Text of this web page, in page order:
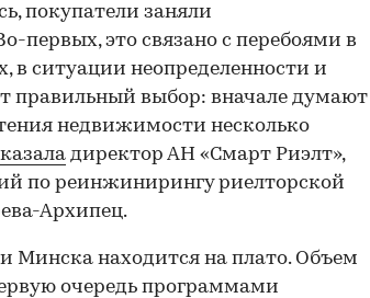
покупатели заняли
первых, это связано с перебоями в
в ситуации неопределенности и
правильный выбор: вначале думают
недвижимости несколько
директор АН «Смарт Риэлт»,
по реинжинирингу риелторской
Архипец.
Минска находится на плато. Объем
очередь программами